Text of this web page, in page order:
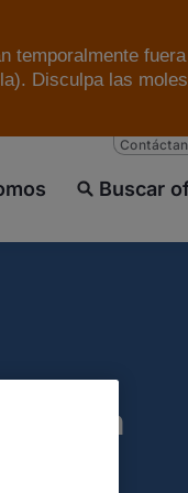
temporalmente
Disculpa las
Buscar